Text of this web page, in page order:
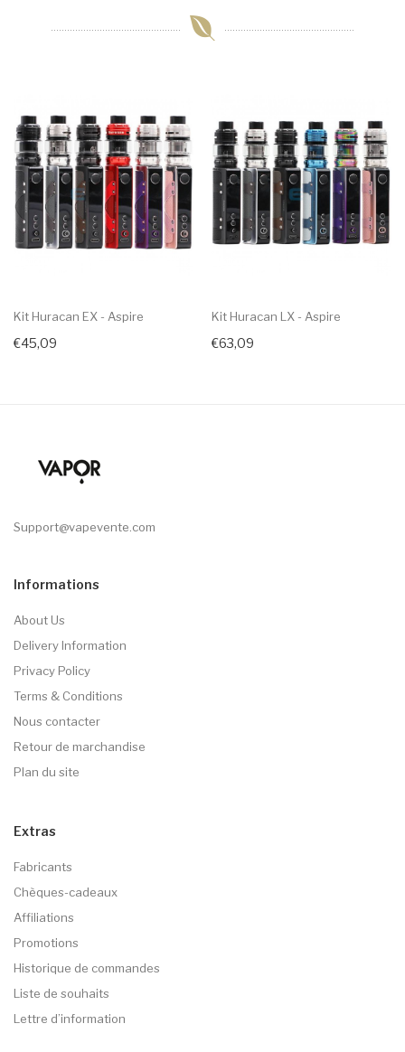
Kit Huracan EX - Aspire
€45,09
Kit Huracan LX - Aspire
€63,09
Support@vapevente.com
Informations
About Us
Delivery Information
Privacy Policy
Terms & Conditions
Nous contacter
Retour de marchandise
Plan du site
Extras
Fabricants
Chèques-cadeaux
Affiliations
Promotions
Historique de commandes
Liste de souhaits
Lettre d’information